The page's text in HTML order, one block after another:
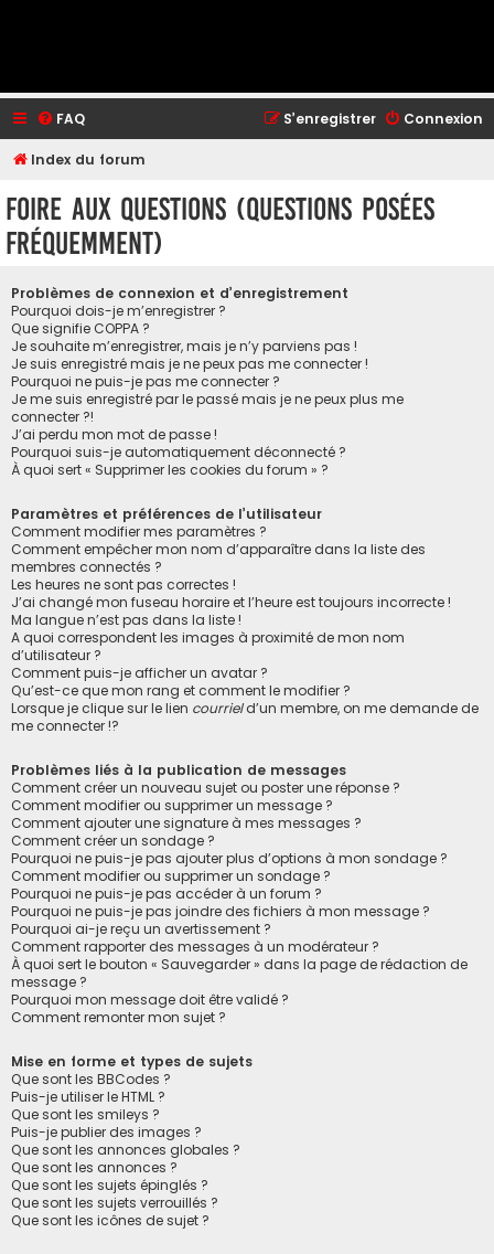
FAQ Connexion
S’enregistrer
Index du forum
Foire aux questions (Questions posées
fréquemment)
Problèmes de connexion et d’enregistrement
Pourquoi dois-je m’enregistrer ?
Que signifie COPPA ?
Je souhaite m’enregistrer, mais je n’y parviens pas !
Je suis enregistré mais je ne peux pas me connecter !
Pourquoi ne puis-je pas me connecter ?
Je me suis enregistré par le passé mais je ne peux plus me
connecter ?!
J’ai perdu mon mot de passe !
Pourquoi suis-je automatiquement déconnecté ?
À quoi sert « Supprimer les cookies du forum » ?
Paramètres et préférences de l’utilisateur
Comment modifier mes paramètres ?
Comment empêcher mon nom d’apparaître dans la liste des
membres connectés ?
Les heures ne sont pas correctes !
J’ai changé mon fuseau horaire et l’heure est toujours incorrecte !
Ma langue n’est pas dans la liste !
A quoi correspondent les images à proximité de mon nom
d’utilisateur ?
Comment puis-je afficher un avatar ?
Qu’est-ce que mon rang et comment le modifier ?
Lorsque je clique sur le lien courrield’un membre, on me demande de
me connecter !?
Problèmes liés à la publication de messages
Comment créer un nouveau sujet ou poster une réponse ?
Comment modifier ou supprimer un message ?
Comment ajouter une signature à mes messages ?
Comment créer un sondage ?
Pourquoi ne puis-je pas ajouter plus d’options à mon sondage ?
Comment modifier ou supprimer un sondage ?
Pourquoi ne puis-je pas accéder à un forum ?
Pourquoi ne puis-je pas joindre des fichiers à mon message ?
Pourquoi ai-je reçu un avertissement ?
Comment rapporter des messages à un modérateur ?
À quoi sert le bouton « Sauvegarder » dans la page de rédaction de
message ?
Pourquoi mon message doit être validé ?
Comment remonter mon sujet ?
Mise en forme et types de sujets
Que sont les BBCodes ?
Puis-je utiliser le HTML ?
Que sont les smileys ?
Puis-je publier des images ?
Que sont les annonces globales ?
Que sont les annonces ?
Que sont les sujets épinglés ?
Que sont les sujets verrouillés ?
Que sont les icônes de sujet ?